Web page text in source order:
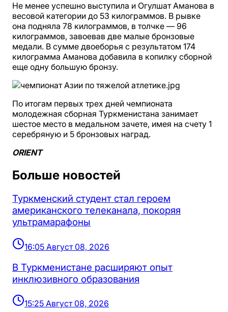
Не менее успешно выступила и Огулшат Аманова в
весовой категории до 53 килограммов. В рывке
она подняла 78 килограммов, в толчке — 96
килограммов, завоевав две малые бронзовые
медали. В сумме двоеборья с результатом 174
килограмма Аманова добавила в копилку сборной
еще одну большую бронзу.
По итогам первых трех дней чемпионата
молодежная сборная Туркменистана занимает
шестое место в медальном зачете, имея на счету 1
серебряную и 5 бронзовых наград.
ORIENT
Больше новостей
Туркменский студент стал героем
американского телеканала, покоряя
ультрамарафоны
16:05 Август 08, 2026
В Туркменистане расширяют опыт
инклюзивного образования
15:25 Август 08, 2026